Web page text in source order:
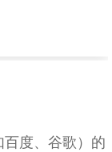
百度、谷歌）的